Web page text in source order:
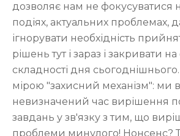
дозволяє нам не фокусуватися
подіях, актуальних проблемах,
ігнорувати необхідність
рішень тут і зараз і закривати на
складності дня
мірою "захисний механізм": ми
невизначений час вирішення
завдань у зв'язку з тим, що
проблеми минулого! Нонсенс?